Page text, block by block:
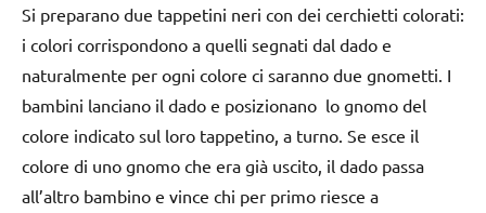
Si preparano due tappetini neri con dei cerchietti colorati:
i colori corrispondono a quelli segnati dal dado e
naturalmente per ogni colore ci saranno due gnometti. I
bambini lanciano il dado e posizionano lo gnomo del
colore indicato sul loro tappetino, a turno. Se esce il
colore di uno gnomo che era già uscito, il dado passa
all’altro bambino e vince chi per primo riesce a